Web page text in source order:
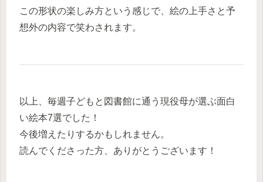
この形状の楽しみ方という感じで、絵の上手さと予
想外の内容で笑わされます。
以上、毎週子どもと図書館に通う現役母が選ぶ面白
い絵本7選でした！
今後増えたりするかもしれません。
読んでくださった方、ありがとうございます！